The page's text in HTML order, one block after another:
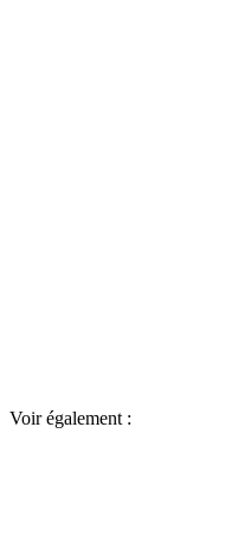
Voir également :